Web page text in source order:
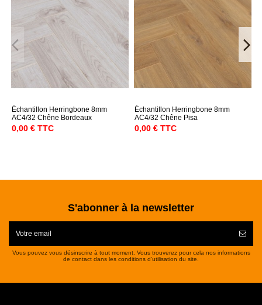
Échantillon Herringbone 8mm
AC4/32 Chêne Bordeaux
0,00 € TTC
Échantillon Herringbone 8mm
AC4/32 Chêne Pisa
0,00 € TTC
S'abonner à la newsletter
Vous pouvez vous désinscrire à tout moment. Vous trouverez pour cela nos informations
de contact dans les conditions d'utilisation du site.